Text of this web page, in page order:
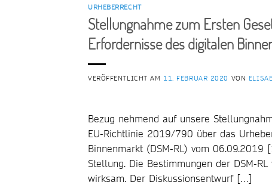
URHEBERRECHT
Stellungnahme zum Ersten
Erfordernisse des digitalen
VERÖFFENTLICHT AM 11. FEBRUAR 2020 VON
Bezug nehmend auf unsere
EU-Richtlinie 2019/790 über das
Binnenmarkt (DSM-RL) vom
Stellung. Die Bestimmungen der DSM-
wirksam. Der Diskussionsentwurf […]